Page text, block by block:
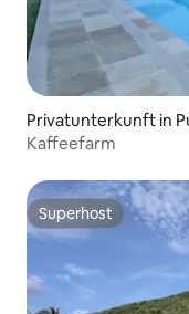
Privatunterkunft in
Kaffeefarm
Superhost
Superhost